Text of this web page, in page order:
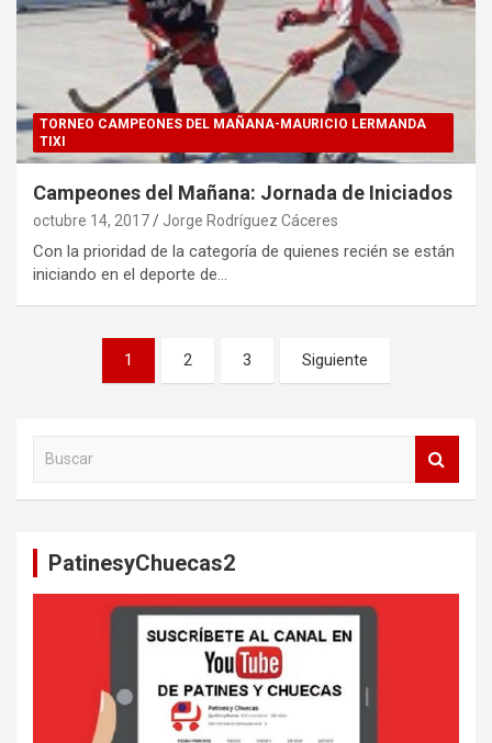
TORNEO CAMPEONES DEL MAÑANA-MAURICIO LERMANDA
TIXI
Campeones del Mañana: Jornada de Iniciados
octubre 14, 2017 Jorge Rodríguez Cáceres
Con la prioridad de la categoría de quienes recién se están
iniciando en el deporte de…
Paginación
1 2 3 Siguiente
PatinesyChuecas2